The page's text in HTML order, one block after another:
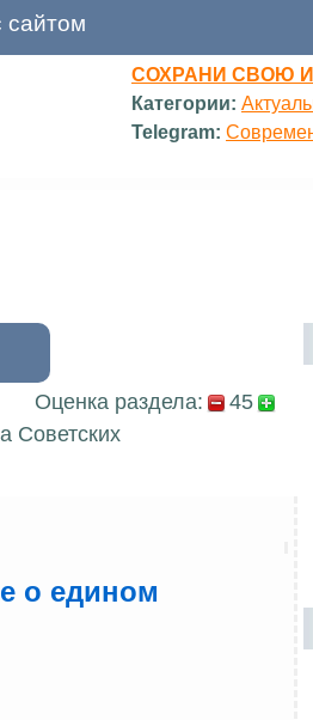
сайтом
СОХРАНИ СВОЮ
Категории:
Telegram:
Оценка раздела:
45
Советских
о едином